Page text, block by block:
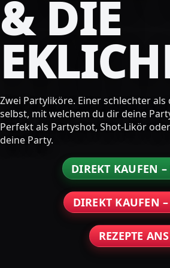
& DIE
Zwei Partyliköre. Einer schlechter
selbst, mit welchem du dir deine
Perfekt als Partyshot, Shot-Likör
deine Party.
DIREKT KAUFEN –
DIREKT KAUFEN
REZEPTE